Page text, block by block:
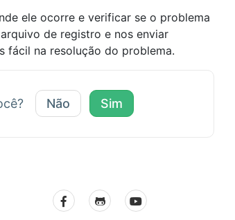
ele ocorre e verificar se o problema
de registro e nos enviar
fácil na resolução do problema.
Não Sim